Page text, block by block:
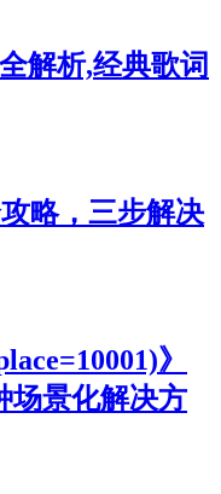
解析,经典歌词
略，三步解决
》
场景化解决方